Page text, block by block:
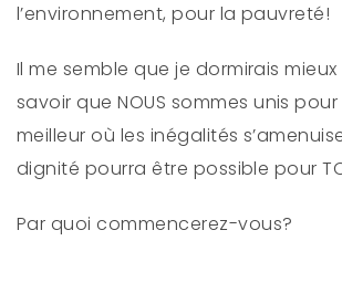
l’environnement, pour la pauvreté!
Il me semble que je dormirais mieux
savoir que NOUS sommes unis
meilleur où les inégalités
dignité pourra être possible pour
Par quoi commencerez-vous?